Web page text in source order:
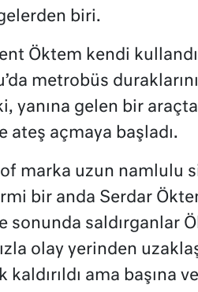
biri.
Öktem kendi
metrobüs
yanına gelen bir
ateş açmaya başladı.
marka uzun namlulu
bir anda Serdar
sonunda saldırganlar
olay yerinden
kaldırıldı ama başına